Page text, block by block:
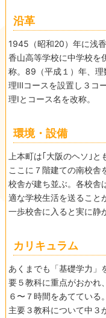
沿革
1945（昭和20）年に浅
香山高等学校に中学校を
称。89（平成１）年、理
理Ⅲコースを設置し３コ
理Ⅰとコース名を改称。
環境・設備
上本町は｢大阪のヘソ｣と
ここに７階建ての南校
校舎が建ち並ぶ。各校舎
適な学校生活を送ること
一歩校舎に入ると実に静
カリキュラム
あくまでも「基礎学力」
要５教科に重点がおかれ
６〜７時間をあててい
主要３教科について中３